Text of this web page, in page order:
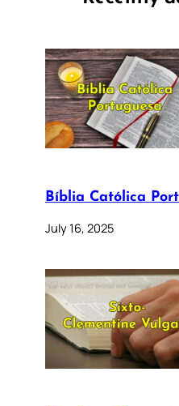
Bíblia Católica
July 16, 2025